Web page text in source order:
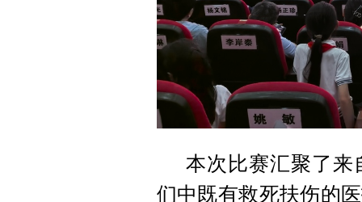
本次比赛汇聚了来
们中既有救死扶伤的